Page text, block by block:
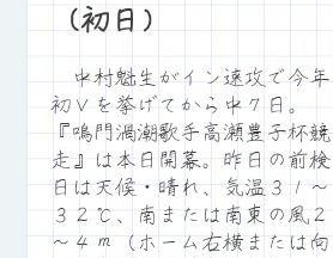
（初日）
中村魁生がイン速攻で今年
初Ｖを挙げてから中７日。
『鳴門渦潮歌手高瀬豊子杯競
走』は本日開幕。昨日の前検
日は天候・晴れ、気温３１～
３２℃、南または南東の風２
～４ｍ（ホーム右横または向